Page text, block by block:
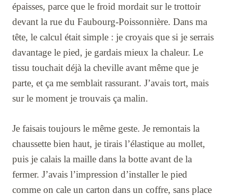
épaisses, parce que le froid mordait sur le trottoir
devant la rue du Faubourg-Poissonnière. Dans ma
tête, le calcul était simple : je croyais que si je serrais
davantage le pied, je gardais mieux la chaleur. Le
tissu touchait déjà la cheville avant même que je
parte, et ça me semblait rassurant. J’avais tort, mais
sur le moment je trouvais ça malin.
Je faisais toujours le même geste. Je remontais la
chaussette bien haut, je tirais l’élastique au mollet,
puis je calais la maille dans la botte avant de la
fermer. J’avais l’impression d’installer le pied
comme on cale un carton dans un coffre, sans place